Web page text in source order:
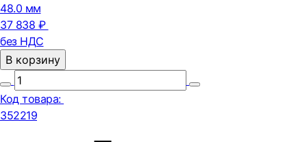
48.0 мм
37 838 ₽
без НДС
В корзину
Код товара:
352219